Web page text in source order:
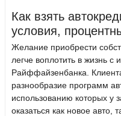
Как взять
условия,
Желание приобрести
легче воплотить в жизнь с
Райффайзенбанка.
разнообразие программ
использованию которых у
оказаться как новое авто,